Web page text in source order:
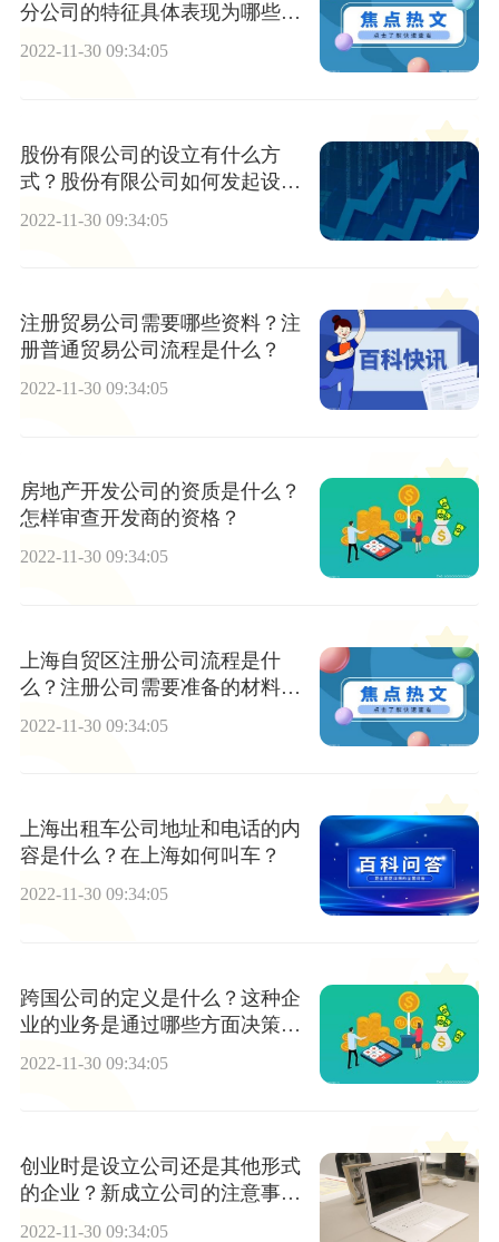
分公司的特征具体表现为哪些方
面？
2022-11-30 09:34:05
股份有限公司的设立有什么方
式？股份有限公司如何发起设
2022-11-30 09:34:05
注册贸易公司需要哪些资料？注
册普通贸易公司流程是什么？
2022-11-30 09:34:05
房地产开发公司的资质是什么？
怎样审查开发商的资格？
2022-11-30 09:34:05
上海自贸区注册公司流程是什
么？注册公司需要准备的材料有
2022-11-30 09:34:05
上海出租车公司地址和电话的内
容是什么？在上海如何叫车？
2022-11-30 09:34:05
跨国公司的定义是什么？这种企
业的业务是通过哪些方面决策
2022-11-30 09:34:05
创业时是设立公司还是其他形式
的企业？新成立公司的注意事项
2022-11-30 09:34:05